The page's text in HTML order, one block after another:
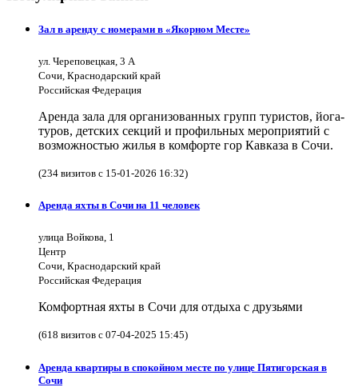
Зал в аренду с номерами в «Якорном Месте»
ул. Череповецкая, 3 А
Сочи, Краснодарский край
Российская Федерация
Аренда зала для организованных групп туристов, йога-
туров, детских секций и профильных мероприятий с
возможностью жилья в комфорте гор Кавказа в Сочи.
(234 визитов с 15-01-2026 16:32)
Аренда яхты в Сочи на 11 человек
улица Войкова, 1
Центр
Сочи, Краснодарский край
Российская Федерация
Комфортная яхты в Сочи для отдыха с друзьями
(618 визитов с 07-04-2025 15:45)
Аренда квартиры в спокойном месте по улице Пятигорская в
Сочи